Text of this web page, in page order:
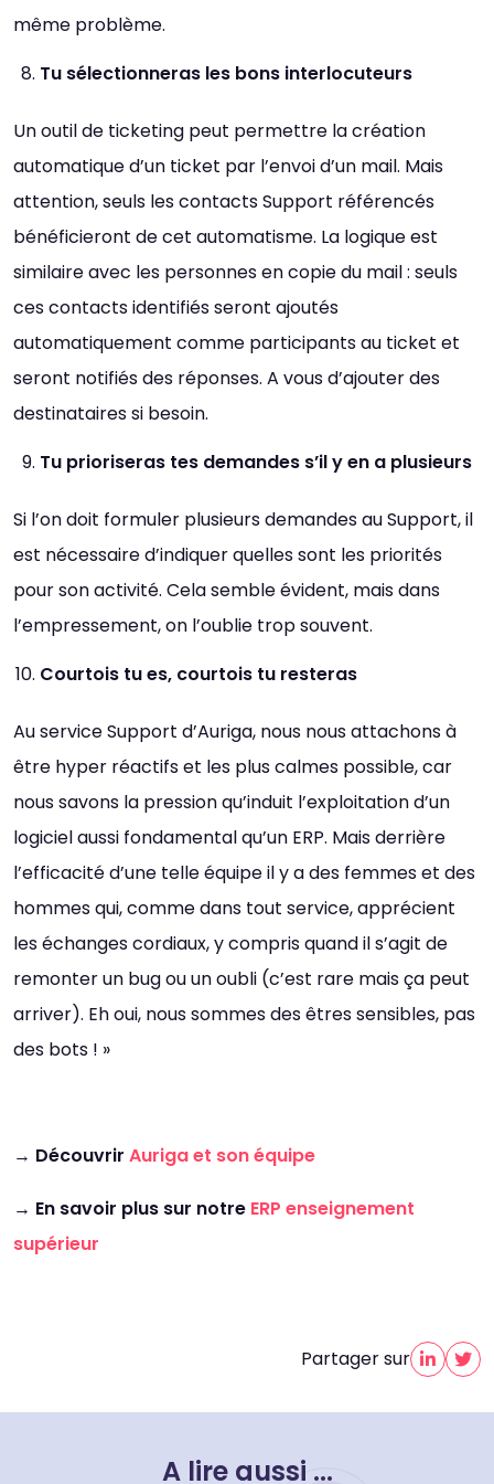
même problème.
Tu sélectionneras les bons interlocuteurs
Un outil de ticketing peut permettre la création
automatique d’un ticket par l’envoi d’un mail. Mais
attention, seuls les contacts Support référencés
bénéficieront de cet automatisme. La logique est
similaire avec les personnes en copie du mail : seuls
ces contacts identifiés seront ajoutés
automatiquement comme participants au ticket et
seront notifiés des réponses. A vous d’ajouter des
destinataires si besoin.
Tu prioriseras tes demandes s’il y en a plusieurs
Si l’on doit formuler plusieurs demandes au Support, il
est nécessaire d’indiquer quelles sont les priorités
pour son activité. Cela semble évident, mais dans
l’empressement, on l’oublie trop souvent.
Courtois tu es, courtois tu resteras
Au service Support d’Auriga, nous nous attachons à
être hyper réactifs et les plus calmes possible, car
nous savons la pression qu’induit l’exploitation d’un
logiciel aussi fondamental qu’un ERP. Mais derrière
l’efficacité d’une telle équipe il y a des femmes et des
hommes qui, comme dans tout service, apprécient
les échanges cordiaux, y compris quand il s’agit de
remonter un bug ou un oubli (c’est rare mais ça peut
arriver). Eh oui, nous sommes des êtres sensibles, pas
des bots ! »
→ Découvrir Auriga et son équipe
→ En savoir plus sur notre ERP enseignement
supérieur
Partager sur
A lire aussi ...
Défaut
Défaut Augmenter
Justification
Défaut Supprimer
Images
Défaut
Remplacer par du texte